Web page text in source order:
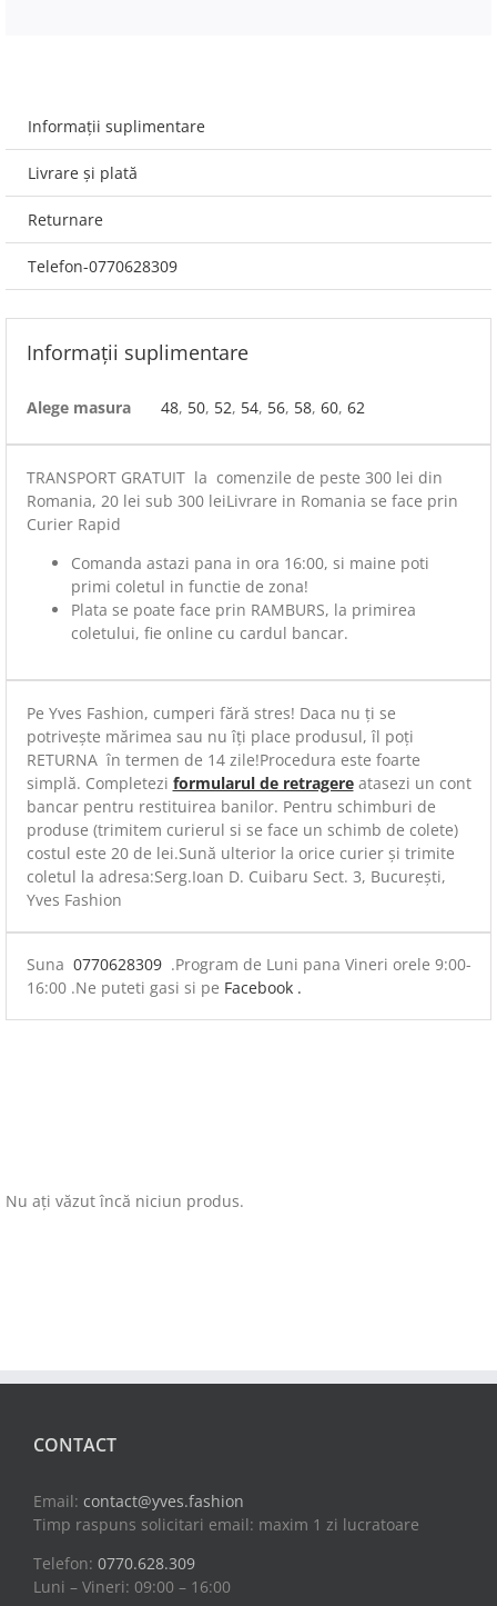
Informații suplimentare
Livrare și plată
Returnare
Telefon-0770628309
Informații suplimentare
Alege masura 48, 50, 52, 54, 56, 58, 60, 62
TRANSPORT GRATUIT la comenzile de peste 300 lei din
Romania, 20 lei sub 300 leiLivrare in Romania se face prin
Curier Rapid
Comanda astazi pana in ora 16:00, si maine poti
primi coletul in functie de zona!
Plata se poate face prin RAMBURS, la primirea
coletului, fie online cu cardul bancar.
Pe Yves Fashion, cumperi fără stres! Daca nu ți se
potrivește mărimea sau nu îți place produsul, îl poți
RETURNA în termen de 14 zile!Procedura este foarte
simplă. Completezi formularul de retragereatasezi un cont
bancar pentru restituirea banilor. Pentru schimburi de
produse (trimitem curierul si se face un schimb de colete)
costul este 20 de lei.Sună ulterior la orice curier și trimite
coletul la adresa:Serg.Ioan D. Cuibaru Sect. 3, București,
Yves Fashion
Suna 0770628309.Program de Luni pana Vineri orele 9:00-
16:00 .Ne puteti gasi si pe Facebook .
Nu ați văzut încă niciun produs.
CONTACT
Email: contact@yves.fashion
Timp raspuns solicitari email: maxim 1 zi lucratoare
Telefon: 0770.628.309
Luni – Vineri: 09:00 – 16:00